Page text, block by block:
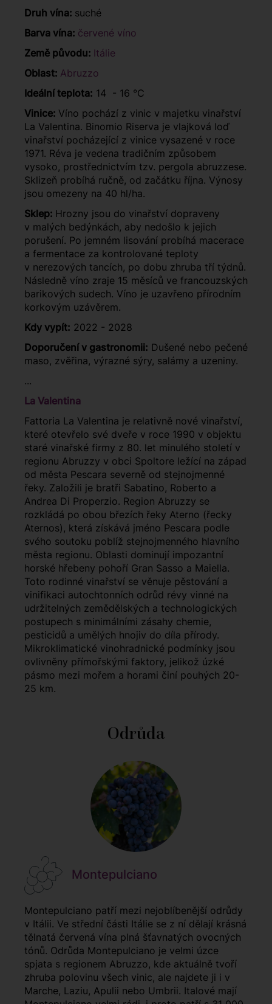
Druh vína: suché
Barva vína: červené víno
Země původu: Itálie
Oblast: Abruzzo
Ideální teplota: 14 - 16 °C
Vinice: Víno pochází z vinic v majetku vinařství
La Valentina. Binomio Riserva je vlajková loď
vinařství pocházející z vinice vysazené v roce
1971. Réva je vedena tradičním způsobem
vysoko, prostřednictvím tzv. pergola abruzzese.
Sklizeň probíhá ručně, od začátku října. Výnosy
jsou omezeny na 40 hl/ha.
Sklep: Hrozny jsou do vinařství dopraveny
v malých bedýnkách, aby nedošlo k jejich
porušení. Po jemném lisování probíhá macerace
a fermentace za kontrolované teploty
v nerezových tancích, po dobu zhruba tří týdnů.
Následně víno zraje 15 měsíců ve francouzských
barikových sudech. Víno je uzavřeno přírodním
korkovým uzávěrem.
Kdy vypít: 2022 - 2028
Doporučení v gastronomii: Dušené nebo pečené
maso, zvěřina, výrazné sýry, salámy a uzeniny.
...
La Valentina
Fattoria La Valentina je relativně nové vinařství,
které otevřelo své dveře v roce 1990 v objektu
staré vinařské firmy z 80. let minulého století v
regionu Abruzzy v obci Spoltore ležící na západ
od města Pescara severně od stejnojmenné
řeky. Založili je bratři Sabatino, Roberto a
Andrea Di Properzio. Region Abruzzy se
rozkládá po obou březích řeky Aterno (řecky
Aternos), která získává jméno Pescara podle
svého soutoku poblíž stejnojmenného hlavního
města regionu. Oblasti dominují impozantní
horské hřebeny pohoří Gran Sasso a Maiella.
Toto rodinné vinařství se věnuje pěstování a
vinifikaci autochtonních odrůd révy vinné na
udržitelných zemědělských a technologických
postupech s minimálními zásahy chemie,
pesticidů a umělých hnojiv do díla přírody.
Mikroklimatické vinohradnické podmínky jsou
ovlivněny přímořskými faktory, jelikož úzké
pásmo mezi mořem a horami činí pouhých 20-
25 km.
Odrůda
Montepulciano
Montepulciano patří mezi nejoblíbenější odrůdy
v Itálii. Ve střední části Itálie se z ní dělají krásná
tělnatá červená vína plná šťavnatých ovocných
tónů. Odrůda Montepulciano je velmi úzce
spjata s regionem Abruzzo, kde aktuálně tvoří
zhruba polovinu všech vinic, ale najdete ji i v
Marche, Laziu, Apulii nebo Umbrii. Italové mají